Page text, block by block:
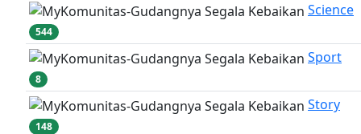
Science
544
Sport
8
Story
148